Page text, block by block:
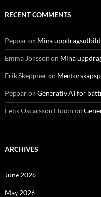
RECENT COMMENTS
Pepparon Mina
Emma Jönsson on Mina
Erik Skeppneron
Pepparon Generativ AI för
Felix Oscarsson Flodin on
ARCHIVES
June 2026
May 2026